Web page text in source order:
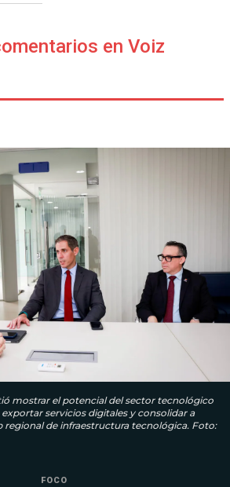
en Voiz
mostrar el potencial del sector tecnológico
servicios digitales y consolidar a
regional de infraestructura tecnológica. Foto:
FOCO